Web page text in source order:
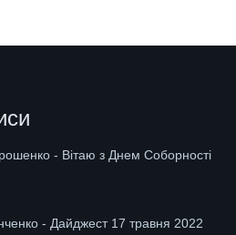
- Вітаю з Днем Соборності
- Дайджест 17 травня 2022